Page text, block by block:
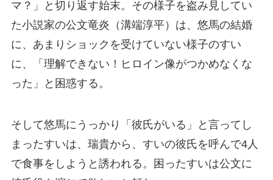
マ？」と切り返す始末。その様子を盗み見してい
た小説家の公文竜炎（溝端淳平）は、悠馬の結婚
に、あまりショックを受けていない様子のすい
に、「理解できない！ヒロイン像がつかめなくな
った」と困惑する。
そして悠馬にうっかり「彼氏がいる」と言ってし
まったすいは、瑞貴から、すいの彼氏を呼んで4人
で食事をしようと誘われる。困ったすいは公文に